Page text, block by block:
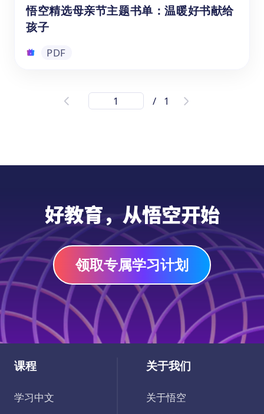
悟空精选母亲节主题书单：温暖好书献给
孩子
PDF
悟空精选母亲节主题书单：温暖好书献给
/ 1
好教育，从悟空开始
领取专属学习计划
课程
学习中文
关于我们
关于悟空